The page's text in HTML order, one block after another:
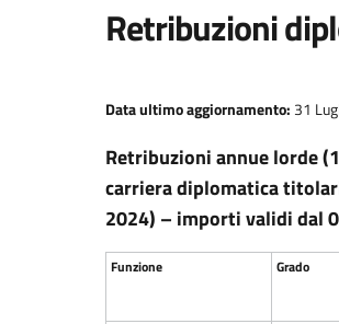
Retribuzioni
Data ultimo aggiornamento: 31
Retribuzioni annue lorde
carriera diplomatica
2024) – importi validi dal
Funzione Grado